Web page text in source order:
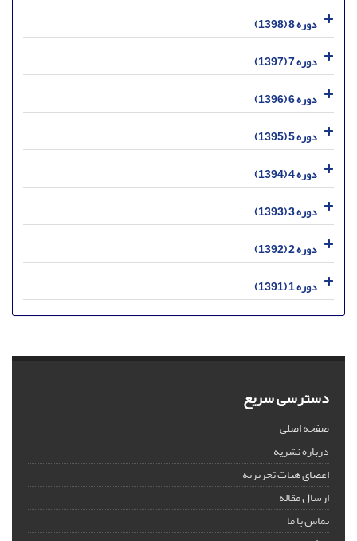
دوره 8 (1398)
دوره 7 (1397)
دوره 6 (1396)
دوره 5 (1395)
دوره 4 (1394)
دوره 3 (1393)
دوره 2 (1392)
دوره 1 (1391)
دسترسی سریع
صفحه اصلی
درباره نشریه
اعضای هیات تحریریه
ارسال مقاله
تماس با ما